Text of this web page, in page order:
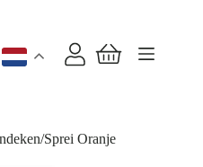
Winkelwagen
Sprei Oranje